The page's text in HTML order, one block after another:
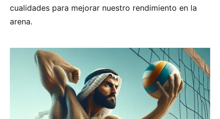
cualidades para mejorar nuestro rendimiento en la
arena.